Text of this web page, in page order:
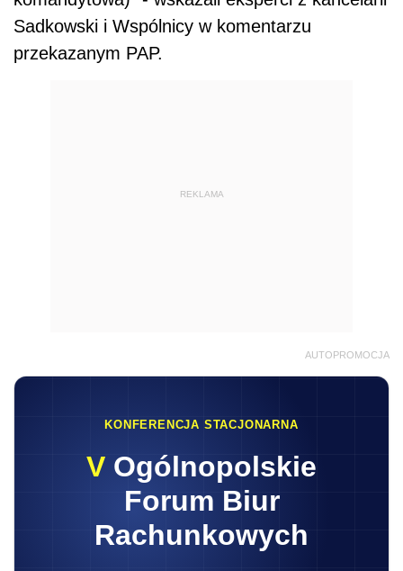
Sadkowski i Wspólnicy w komentarzu
przekazanym PAP.
REKLAMA
AUTOPROMOCJA
KONFERENCJA STACJONARNA
V Ogólnopolskie
Forum Biur
Rachunkowych